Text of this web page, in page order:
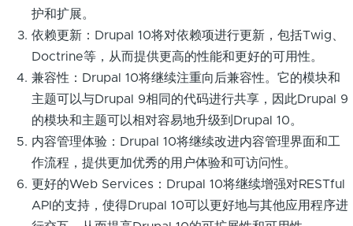
护和扩展。
依赖更新：Drupal 10将对依赖项进行更新，包括Twig、
Doctrine等，从而提供更高的性能和更好的可用性。
兼容性：Drupal 10将继续注重向后兼容性。它的模块和
主题可以与Drupal 9相同的代码进行共享，因此Drupal 9
的模块和主题可以相对容易地升级到Drupal 10。
内容管理体验：Drupal 10将继续改进内容管理界面和工
作流程，提供更加优秀的用户体验和可访问性。
更好的Web Services：Drupal 10将继续增强对RESTful
API的支持，使得Drupal 10可以更好地与其他应用程序进